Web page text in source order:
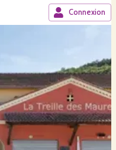
Connexion